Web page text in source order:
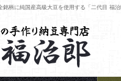
柄に純国産高級大豆を使用する「二代目 福